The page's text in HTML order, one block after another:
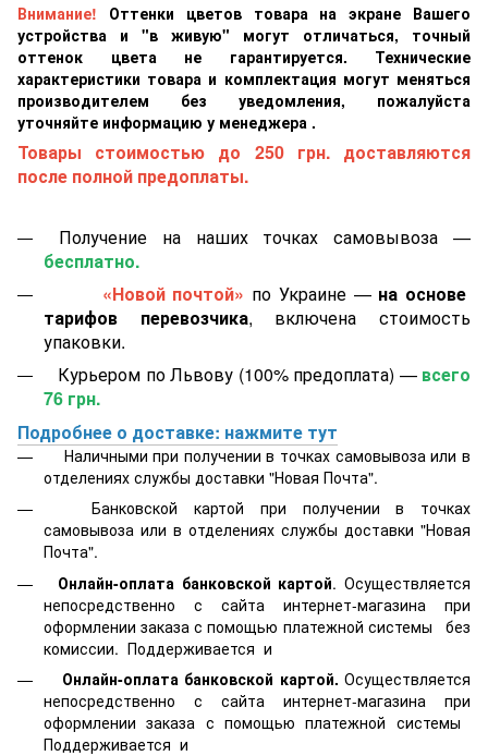
Внимание!
Оттенки цветов товара на экране Вашего
устройства и "в живую" могут отличаться, точный
оттенок цвета не гарантируется. Технические
характеристики товара и комплектация могут меняться
производителем без уведомления, пожалуйста
уточняйте информацию у менеджера .
Товары стоимостью до 250 грн. доставляются
после полной предоплаты.
Получение на наших точках самовывоза —
бесплатно.
«Новой почтой» по Украине — на основе
тарифов перевозчика, включена стоимость
упаковки.
Курьером по Львову (100% предоплата) — всего
76 грн.
Подробнее о доставке: нажмите тут
Наличными при получении в точках самовывоза или в
отделениях службы доставки "Новая Почта".
Банковской картой при получении в точках
самовывоза или в отделениях службы доставки "Новая
Почта".
Онлайн-оплата банковской картой. Осуществляется
непосредственно с сайта интернет-магазина при
оформлении заказа с помощью платежной системы
без
комиссии. Поддерживается и
Онлайн-оплата банковской картой. Осуществляется
непосредственно с сайта интернет-магазина при
оформлении заказа с помощью платежной системы
Поддерживается и